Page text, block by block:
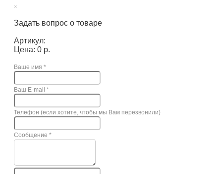
×
Задать вопрос о товаре
Артикул:
Цена: 0 р.
Ваше имя *
Ваш E-mail *
Телефон (если хотите, чтобы мы Вам перезвонили)
Сообщение *